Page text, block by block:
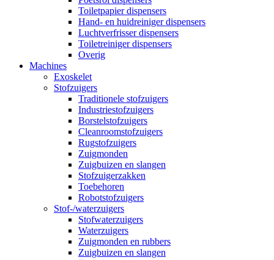
Toiletpapier dispensers
Hand- en huidreiniger dispensers
Luchtverfrisser dispensers
Toiletreiniger dispensers
Overig
Machines
Exoskelet
Stofzuigers
Traditionele stofzuigers
Industriestofzuigers
Borstelstofzuigers
Cleanroomstofzuigers
Rugstofzuigers
Zuigmonden
Zuigbuizen en slangen
Stofzuigerzakken
Toebehoren
Robotstofzuigers
Stof-/waterzuigers
Stofwaterzuigers
Waterzuigers
Zuigmonden en rubbers
Zuigbuizen en slangen